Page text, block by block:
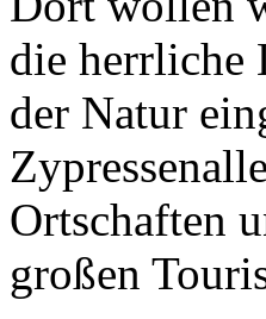
die herrliche
der Natur
Ortschaften
großen